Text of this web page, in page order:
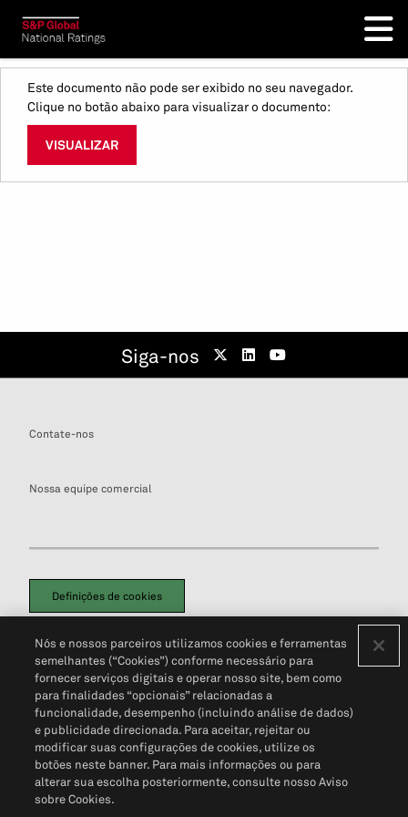
Este documento não pode ser exibido no seu navegador.
Clique no botão abaixo para visualizar o documento:
VISUALIZAR
Siga-nos
Contate-nos
Nossa equipe comercial
Definições de cookies
Política de PrivacidadePortal de privacidade do cliente (em inglês)
Não Venda Minhas Informações Pessoais© 2026 S&P Global
Nós e nossos parceiros utilizamos cookies e ferramentas
semelhantes (“Cookies”) conforme necessário para
fornecer serviços digitais e operar nosso site, bem como
para finalidades “opcionais” relacionadas a
funcionalidade, desempenho (incluindo análise de dados)
e publicidade direcionada. Para aceitar, rejeitar ou
modificar suas configurações de cookies, utilize os
botões neste banner. Para mais informações ou para
alterar sua escolha posteriormente, consulte nosso Aviso
sobre Cookies.